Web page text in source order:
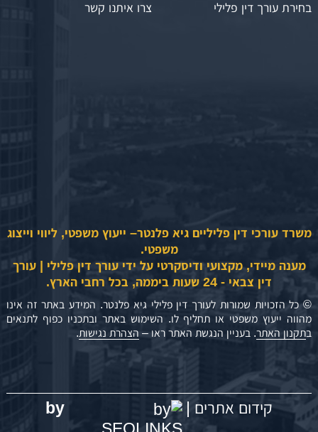
בחירת עורך דין פלילי
צרו איתנו קשר
משרד עורכי דין פליליים גיא פלנטר– ייעוץ משפטי, ליווי וייצוג
משפטי.
מענה מיידי, מקצועי ודיסקרטי על ידי עורך דין פלילי | עורך
דין צבאי - 24 שעות ביממה, בכל רחבי הארץ.
© כל הזכויות שמורות לעורך דין פלילי גיא פלנטר. המידע באתר זה אינו
מהווה ייעוץ משפטי או תחליף לו. השימוש באתר ובתכניו כפוף לתנאים
בתקנון האתר. בעניין הנגשת האתר ראו – הצהרת נגישות.
קידום אתרים | by